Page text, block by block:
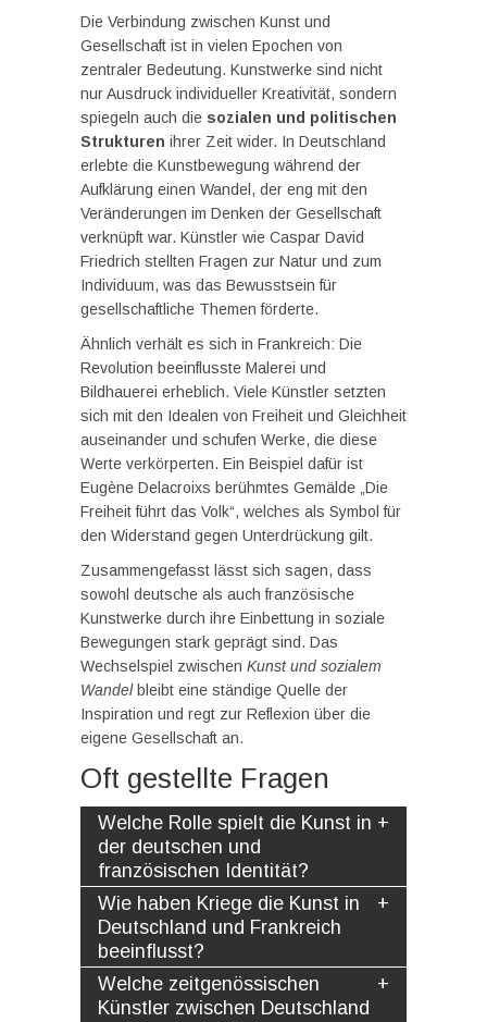
Die Verbindung zwischen Kunst und
Gesellschaft ist in vielen Epochen von
zentraler Bedeutung. Kunstwerke sind nicht
nur Ausdruck individueller Kreativität, sondern
spiegeln auch die sozialen und politischen
Strukturen ihrer Zeit wider. In Deutschland
erlebte die Kunstbewegung während der
Aufklärung einen Wandel, der eng mit den
Veränderungen im Denken der Gesellschaft
verknüpft war. Künstler wie Caspar David
Friedrich stellten Fragen zur Natur und zum
Individuum, was das Bewusstsein für
gesellschaftliche Themen förderte.
Ähnlich verhält es sich in Frankreich: Die
Revolution beeinflusste Malerei und
Bildhauerei erheblich. Viele Künstler setzten
sich mit den Idealen von Freiheit und Gleichheit
auseinander und schufen Werke, die diese
Werte verkörperten. Ein Beispiel dafür ist
Eugène Delacroixs berühmtes Gemälde „Die
Freiheit führt das Volk“, welches als Symbol für
den Widerstand gegen Unterdrückung gilt.
Zusammengefasst lässt sich sagen, dass
sowohl deutsche als auch französische
Kunstwerke durch ihre Einbettung in soziale
Bewegungen stark geprägt sind. Das
Wechselspiel zwischen Kunst und sozialem
Wandelbleibt eine ständige Quelle der
Inspiration und regt zur Reflexion über die
eigene Gesellschaft an.
Oft gestellte Fragen
Welche Rolle spielt die Kunst in
der deutschen und
französischen Identität?
Wie haben Kriege die Kunst in
Deutschland und Frankreich
beeinflusst?
Welche zeitgenössischen
Künstler zwischen Deutschland